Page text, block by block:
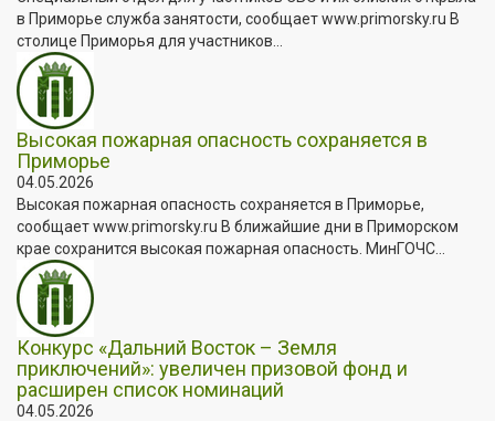
в Приморье служба занятости, сообщает www.primorsky.ru В
столице Приморья для участников...
Высокая пожарная опасность сохраняется в
Приморье
04.05.2026
Высокая пожарная опасность сохраняется в Приморье,
сообщает www.primorsky.ru В ближайшие дни в Приморском
крае сохранится высокая пожарная опасность. МинГОЧС...
Конкурс «Дальний Восток – Земля
приключений»: увеличен призовой фонд и
расширен список номинаций
04.05.2026